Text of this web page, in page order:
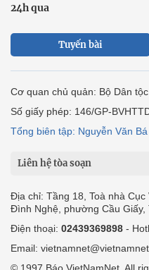
24h qua
Tuyến bài
Cơ quan chủ quản: Bộ Dân
Số giấy phép: 146/GP-
Tổng biên tập: Nguyễn Văn Bá
Liên hệ tòa soạn
Địa chỉ: Tầng 18, Toà nhà
Đình Nghệ, phường Cầu Giấy,
Điện thoại: 02439369898 -
Email:
© 1997 Báo VietNamNet. All